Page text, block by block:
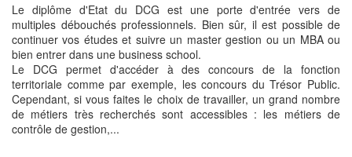
Le diplôme d'Etat du DCG est une porte d'entrée vers de
multiples débouchés professionnels. Bien sûr, il est possible de
continuer vos études et suivre un master gestion ou un MBA ou
bien entrer dans une business school.
Le DCG permet d'accéder à des concours de la fonction
territoriale comme par exemple, les concours du Trésor Public.
Cependant, si vous faites le choix de travailler, un grand nombre
de métiers très recherchés sont accessibles : les métiers de
contrôle de gestion,...